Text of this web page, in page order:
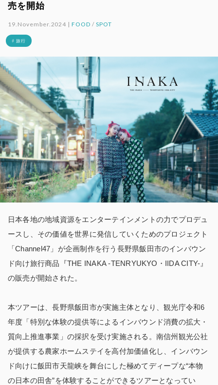
売を開始
19.November.2024 |FOOD / SPOT
# 旅行
日本各地の地域資源をエンターテインメントの力でプロデュ
ースし、その価値を世界に発信していくためのプロジェクト
「Channel47」が企画制作を行う長野県飯田市のインバウン
ド向け旅行商品『THE INAKA -TENRYUKYO・IIDA CITY-』
の販売が開始された。
本ツアーは、長野県飯田市が実施主体となり、観光庁令和6
年度「特別な体験の提供等によるインバウンド消費の拡大・
質向上推進事業」の採択を受け実施される。南信州観光公社
が提供する農家ホームステイを高付加価値化し、インバウン
ド向けに飯田市天龍峡を舞台にした極めてディープな“本物
の日本の田舎”を体験することができるツアーとなってい